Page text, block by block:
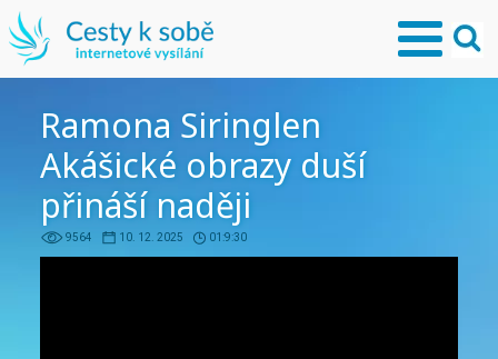
Ramona Siringlen
Akášické obrazy duší
přináší naději
9564 10. 12. 2025 01:9:30